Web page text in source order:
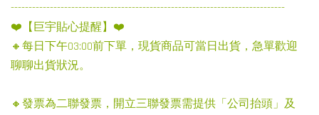
-----------------------------------------------------------------------------
❤️【巨宇貼心提醒】❤️
🔸每日下午03:00前下單，現貨商品可當日出貨，急單歡迎
聊聊出貨狀況。
🔸發票為二聯發票，開立三聯發票需提供「公司抬頭」及